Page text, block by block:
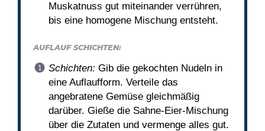
Muskatnuss gut miteinander verrühren,
bis eine homogene Mischung entsteht.
AUFLAUF SCHICHTEN:
Schichten: Gib die gekochten Nudeln in
eine Auflaufform. Verteile das
angebratene Gemüse gleichmäßig
darüber. Gieße die Sahne-Eier-Mischung
über die Zutaten und vermenge alles gut.